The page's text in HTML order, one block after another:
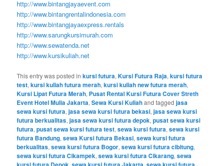
http://www.bintangjayaevent.com
http://www.bintangrentalindonesia.com
http://www.bintangjayaexpress.rentals
http://www.sarungkursimurah.com
http://www.sewatenda.net
http://www.kursikuliah.net
This entry was posted inkursi futura,Kursi Futura Raja,kursi futura
test,kursi kuliah futura merah,kursi kuliah new futura merah,
Kursi Lipat Futura Merah, Pusat Rental Kursi Futura Cover Streth
Event Hotel Mulia Jakarta,Sewa Kursi Kuliahand taggedjasa
sewa kursi futura,jasa sewa kursi futura bekasi,jasa sewa kursi
futura berkualitas,jasa sewa kursi futura depok,pusat sewa kursi
futura,pusat sewa kursi futura test,sewa kursi futura,sewa kursi
futura Bandung,sewa Kursi futura Bekasi,sewa kursi futura
berkualitas,sewa kursi futura Bogor,sewa kursi futura cibitung,
sewa kursi futura Cikampek,sewa kursi futura Cikarang,sewa
, ,